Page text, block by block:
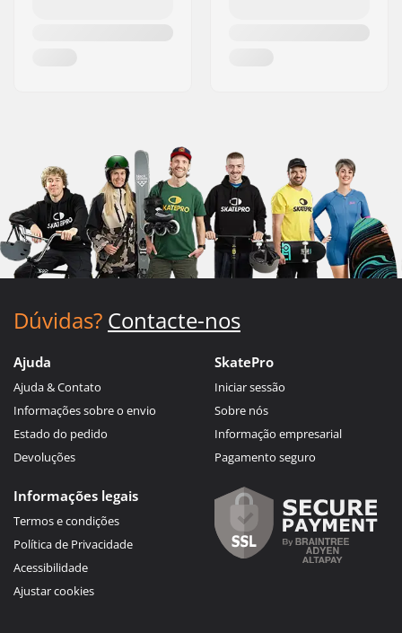
Dúvidas? Contacte-nos
Ajuda
Ajuda & Contato
Informações sobre o envio
Estado do pedido
Devoluções
SkatePro
Iniciar sessão
Sobre nós
Informação empresarial
Pagamento seguro
Informações legais
Termos e condições
Política de Privacidade
Acessibilidade
Ajustar cookies